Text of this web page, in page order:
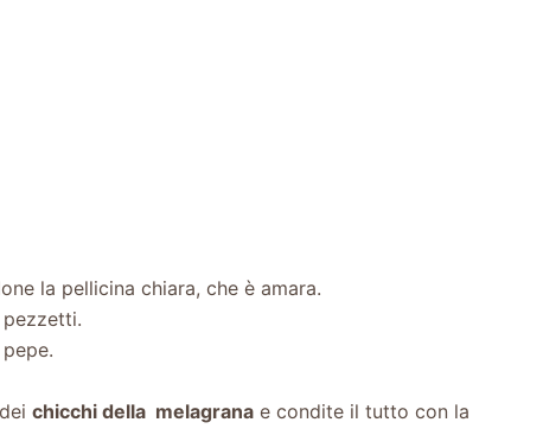
la pellicina chiara, che è amara.
chicchi della melagrana e condite il tutto con la